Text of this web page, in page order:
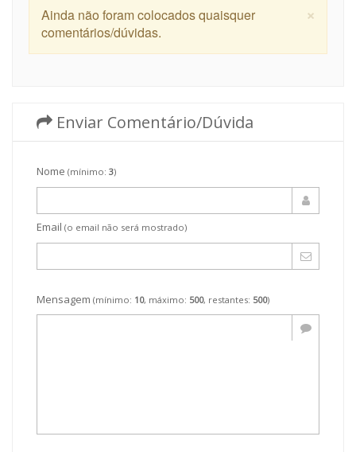
×
Ainda não foram colocados quaisquer
comentários/dúvidas.
Enviar Comentário/Dúvida
Nome (mínimo: 3)
Email (o email não será mostrado)
Mensagem (mínimo: 10, máximo: 500, restantes: 500)